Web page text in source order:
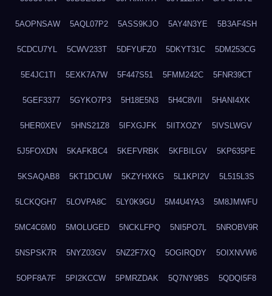
5AOPNSAW 5AQL07P2 5ASS9KJO 5AY4N3YE 5B3AF4SH
5CDCU7YL 5CWV233T 5DFYUFZ0 5DKYT31C 5DM253CG
5E4JC1TI 5EXK7A7W 5F447S51 5FMM242C 5FNR39CT
5GEF3377 5GYKO7P3 5H18E5N3 5H4C8VII 5HANI4XK
5HER0XEV 5HNS21Z8 5IFXGJFK 5IITXOZY 5IVSLWGV
5J5FOXDN 5KAFKBC4 5KEFVRBK 5KFBILGV 5KP635PE
5KSAQAB8 5KT1DCUW 5KZYHXKG 5L1KPI2V 5L515L3S
5LCKQGH7 5LOVPA8C 5LY0K9GU 5M4U4YA3 5M8JMWFU
5MC4C6M0 5MOLUGED 5NCKLFPQ 5NI5PO7L 5NROBV9R
5NSPSK7R 5NYZ03GV 5NZ2F7XQ 5OGIRQDY 5OIXNVW6
5OPF8A7F 5PI2KCCW 5PMRZDAK 5Q7NY9BS 5QDQI5F8